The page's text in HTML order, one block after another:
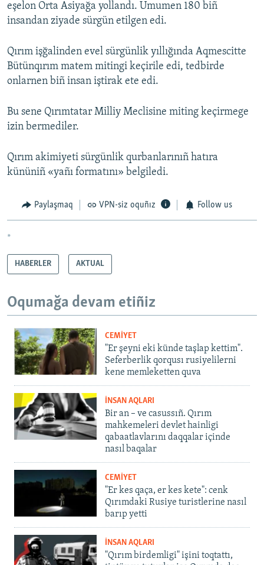
eşelon Orta Asiyağa yollandı. Umumen 180 biñ
insandan ziyade sürgün etilgen edi.
Qırım işğalinden evel sürgünlik yıllığında Aqmescitte
Bütünqırım matem mitingi keçirile edi, tedbirde
onlarnen biñ insan iştirak ete edi.
Bu sene Qırımtatar Milliy Meclisine miting keçirmege
izin bermediler.
Qırım akimiyeti sürgünlik qurbanlarınıñ hatıra
kününiñ «yañı formatını» belgiledi.
Paylaşmaq VPN-siz oquñız Follow us
*
HABERLER AKTUAL
Oqumağa devam etiñiz
CEMİYET
"Er şeyni eki künde taşlap kettim".
Seferberlik qorqusı rusiyelilerni
kene memleketten quva
İNSAN AQLARI
Bir an – ve casussıñ. Qırım
mahkemeleri devlet hainligi
qabaatlavlarını daqqalar içinde
nasıl baqalar
CEMİYET
"Er kes qaça, er kes kete": cenk
Qırımdaki Rusiye turistlerine nasıl
barıp yetti
İNSAN AQLARI
"Qırım birdemligi" işini toqtattı,